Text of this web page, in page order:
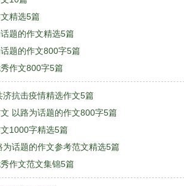
精选5篇
题的作文精选5篇
题的作文800字5篇
作文800字5篇
济抗击疫情精选作文5篇
以路为话题的作文800字5篇
1000字精选5篇
话题的作文参考范文精选5篇
作文范文集锦5篇